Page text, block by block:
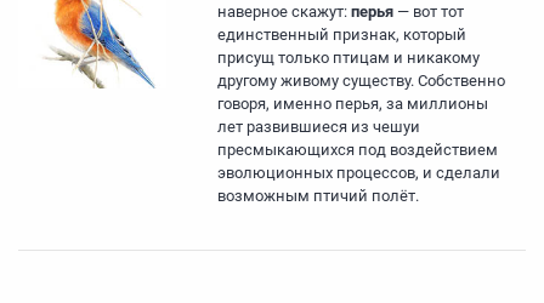
наверное скажут: перья — вот тот
единственный признак, который
присущ только птицам и никакому
другому живому существу. Собственно
говоря, именно перья, за миллионы
лет развившиеся из чешуи
пресмыкающихся под воздействием
эволюционных процессов, и сделали
возможным птичий полёт.